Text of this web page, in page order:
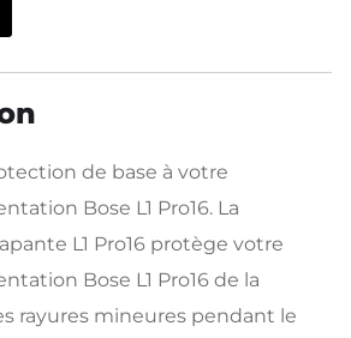
de base à votre
Bose L1 Pro16. La
L1 Pro16 protège votre
Bose L1 Pro16 de la
rayures mineures pendant le